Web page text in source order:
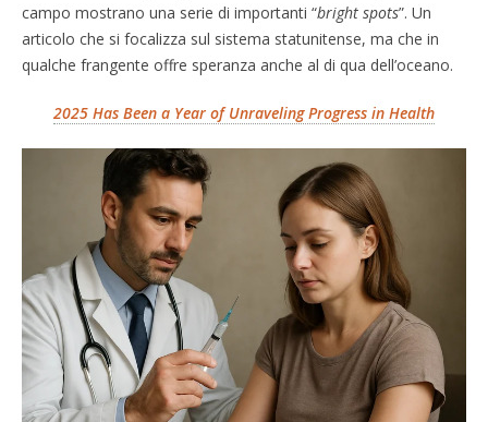
campo mostrano una serie di importanti “bright spots”. Un
articolo che si focalizza sul sistema statunitense, ma che in
qualche frangente offre speranza anche al di qua dell’oceano.
2025 Has Been a Year of Unraveling Progress in Health